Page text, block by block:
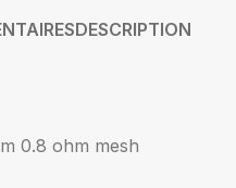
DESCRIPTION
0.8 ohm mesh